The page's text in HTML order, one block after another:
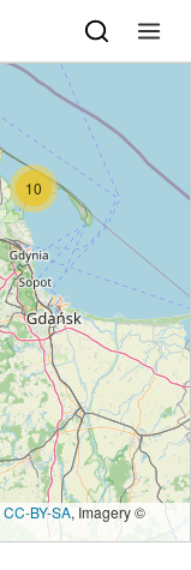
10
CC-BY-SA, Imagery ©